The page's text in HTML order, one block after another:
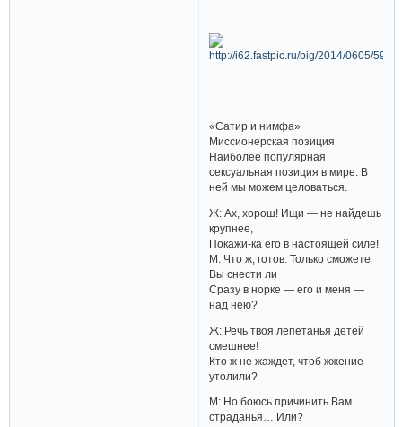
«Сатир и нимфа»
Миссионерская позиция
Наиболее популярная
сексуальная позиция в мире. В
ней мы можем целоваться.
Ж: Ах, хорош! Ищи — не найдешь
крупнее,
Покажи-ка его в настоящей силе!
М: Что ж, готов. Только сможете
Вы снести ли
Сразу в норке — его и меня —
над нею?
Ж: Речь твоя лепетанья детей
смешнее!
Кто ж не жаждет, чтоб жжение
утолили?
М: Но боюсь причинить Вам
страданья… Или?